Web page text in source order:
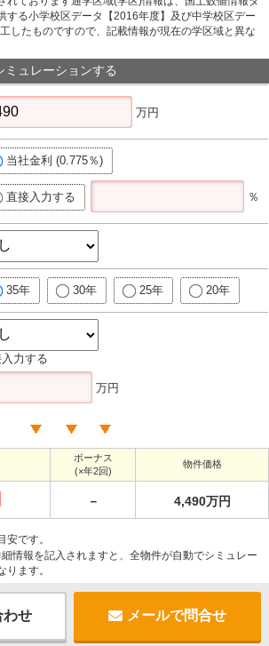
する小学校区データ【2016年度】及び中学校区デー
したものですので、記載情報が現在の学区域と異な
ミュレーションする
万円
当社金利 (0.775％)
直接入力する ％
35年 30年 25年 20年
力する
万円
ボーナス
(×年2回)
物件価格
－ 4,490万円
です。
情報を記入されますと、全物件が自動でシミュレー
ります。
わせ メールで問合せ